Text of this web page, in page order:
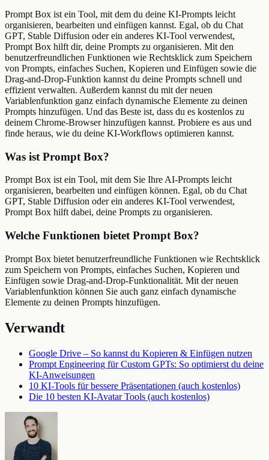
Prompt Box ist ein Tool, mit dem du deine KI-Prompts leicht
organisieren, bearbeiten und einfügen kannst. Egal, ob du Chat
GPT, Stable Diffusion oder ein anderes KI-Tool verwendest,
Prompt Box hilft dir, deine Prompts zu organisieren. Mit den
benutzerfreundlichen Funktionen wie Rechtsklick zum Speichern
von Prompts, einfaches Suchen, Kopieren und Einfügen sowie die
Drag-and-Drop-Funktion kannst du deine Prompts schnell und
effizient verwalten. Außerdem kannst du mit der neuen
Variablenfunktion ganz einfach dynamische Elemente zu deinen
Prompts hinzufügen. Und das Beste ist, dass du es kostenlos zu
deinem Chrome-Browser hinzufügen kannst. Probiere es aus und
finde heraus, wie du deine KI-Workflows optimieren kannst.
Was ist Prompt Box?
Prompt Box ist ein Tool, mit dem Sie Ihre AI-Prompts leicht
organisieren, bearbeiten und einfügen können. Egal, ob du Chat
GPT, Stable Diffusion oder ein anderes KI-Tool verwendest,
Prompt Box hilft dabei, deine Prompts zu organisieren.
Welche Funktionen bietet Prompt Box?
Prompt Box bietet benutzerfreundliche Funktionen wie Rechtsklick
zum Speichern von Prompts, einfaches Suchen, Kopieren und
Einfügen sowie Drag-and-Drop-Funktionalität. Mit der neuen
Variablenfunktion können Sie auch ganz einfach dynamische
Elemente zu deinen Prompts hinzufügen.
Verwandt
Google Drive – So kannst du Kopieren & Einfügen nutzen
Prompt Engineering für Custom GPTs: So optimierst du deine
KI-Anweisungen
10 KI-Tools für bessere Präsentationen (auch kostenlos)
Die 10 besten KI-Avatar Tools (auch kostenlos)